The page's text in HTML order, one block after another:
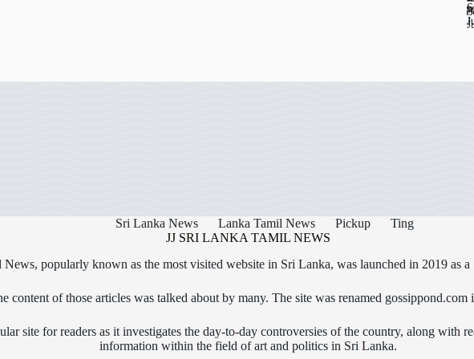
Sri Lanka News Lanka Tamil News Pickup
Ting
JJ SRI LANKA TAMIL NEWS
News, popularly known as the most visited website in Sri Lanka, was launched in 2019 as
content of those articles was talked about by many. The site was renamed gossippond.com
site for readers as it investigates the day-to-day controversies of the country, along with
information within the field of art and politics in Sri Lanka.